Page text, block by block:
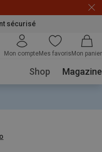
sécurisé
Mon compteMes favoris Mon panier
Shop Magazine